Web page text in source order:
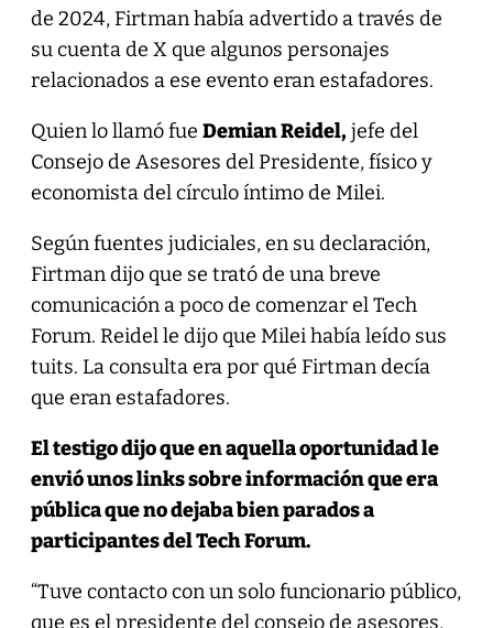
de 2024, Firtman había advertido a través de
su cuenta de X que algunos personajes
relacionados a ese evento eran estafadores.
Quien lo llamó fue Demian Reidel,jefe del
Consejo de Asesores del Presidente, físico y
economista del círculo íntimo de Milei.
Según fuentes judiciales, en su declaración,
Firtman dijo que se trató de una breve
comunicación a poco de comenzar el Tech
Forum. Reidel le dijo que Milei había leído sus
tuits. La consulta era por qué Firtman decía
que eran estafadores.
El testigo dijo que en aquella oportunidad le
envió unos links sobre información que era
pública que no dejaba bien parados a
participantes del Tech Forum.
“Tuve contacto con un solo funcionario público,
que es el presidente del consejo de asesores,